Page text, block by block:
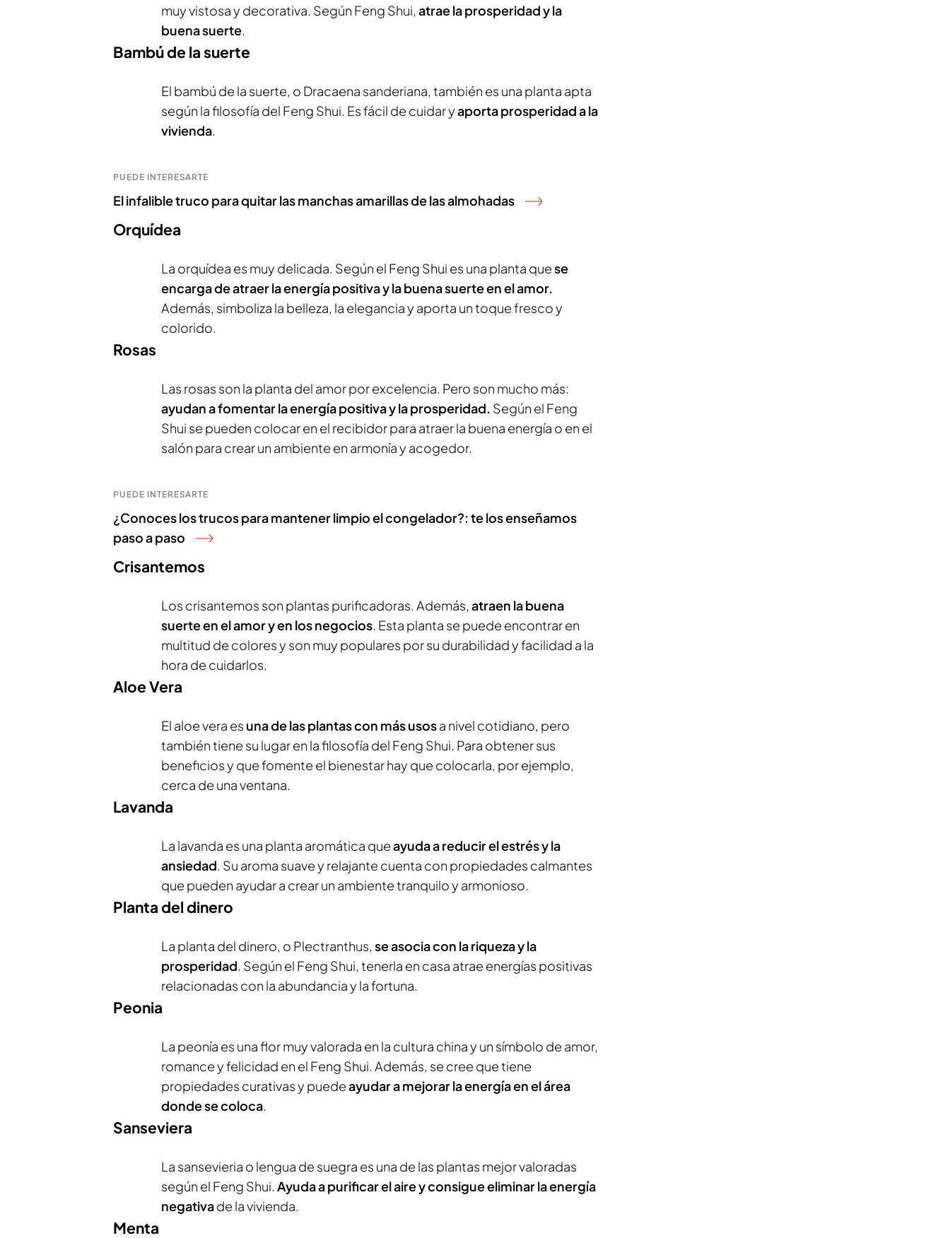
muy vistosa y decorativa. Según Feng Shui, atrae la prosperidad y la
buena suerte.
Bambú de la suerte
El bambú de la suerte, o Dracaena sanderiana, también es una planta apta
según la filosofía del Feng Shui. Es fácil de cuidar yaporta prosperidad a la
vivienda.
PUEDE INTERESARTE
El infalible truco para quitar las manchas amarillas de las almohadas
Orquídea
La orquídea es muy delicada. Según el Feng Shui es una planta quese
encarga de atraer la energía positiva y la buena suerte en el amor.
Además, simboliza la belleza, la elegancia y aporta un toque fresco y
colorido.
Rosas
Las rosas son la planta del amor por excelencia. Pero son mucho más:
ayudan a fomentar la energía positiva y la prosperidad. Según el Feng
Shui se pueden colocar en el recibidor para atraer la buena energía o en el
salón para crear un ambiente en armonía y acogedor.
PUEDE INTERESARTE
¿Conoces los trucos para mantener limpio el congelador?: te los enseñamos
paso a paso
Crisantemos
Los crisantemos son plantas purificadoras. Además, atraen la buena
suerte en el amor y en los negocios. Esta planta se puede encontrar en
multitud de colores y son muy populares por su durabilidad y facilidad a la
hora de cuidarlos.
Aloe Vera
El aloe vera es una de las plantas con más usosa nivel cotidiano, pero
también tiene su lugar en la filosofía del Feng Shui. Para obtener sus
beneficios y que fomente el bienestar hay que colocarla, por ejemplo,
cerca de una ventana.
Lavanda
La lavanda es una planta aromática queayuda a reducir el estrés y la
ansiedad. Su aroma suave y relajante cuenta con propiedades calmantes
que pueden ayudar a crear un ambiente tranquilo y armonioso.
Planta del dinero
La planta del dinero, o Plectranthus, se asocia con la riqueza y la
prosperidad. Según el Feng Shui, tenerla en casa atrae energías positivas
relacionadas con la abundancia y la fortuna.
Peonia
La peonía es una flor muy valorada en la cultura china y un símbolo de amor,
romance y felicidad en el Feng Shui. Además, se cree que tiene
propiedades curativas y puedeayudar a mejorar la energía en el área
donde se coloca.
Sanseviera
La sansevieria o lengua de suegra es una de las plantas mejor valoradas
según el Feng Shui. Ayuda a purificar el aire y consigue eliminar la energía
negativade la vivienda.
Menta